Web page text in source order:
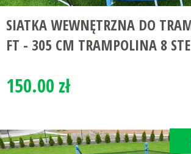
SIATKA WEWNĘTRZNA DO
FT - 305 CM TRAMPOLINA 8
150.00 zł